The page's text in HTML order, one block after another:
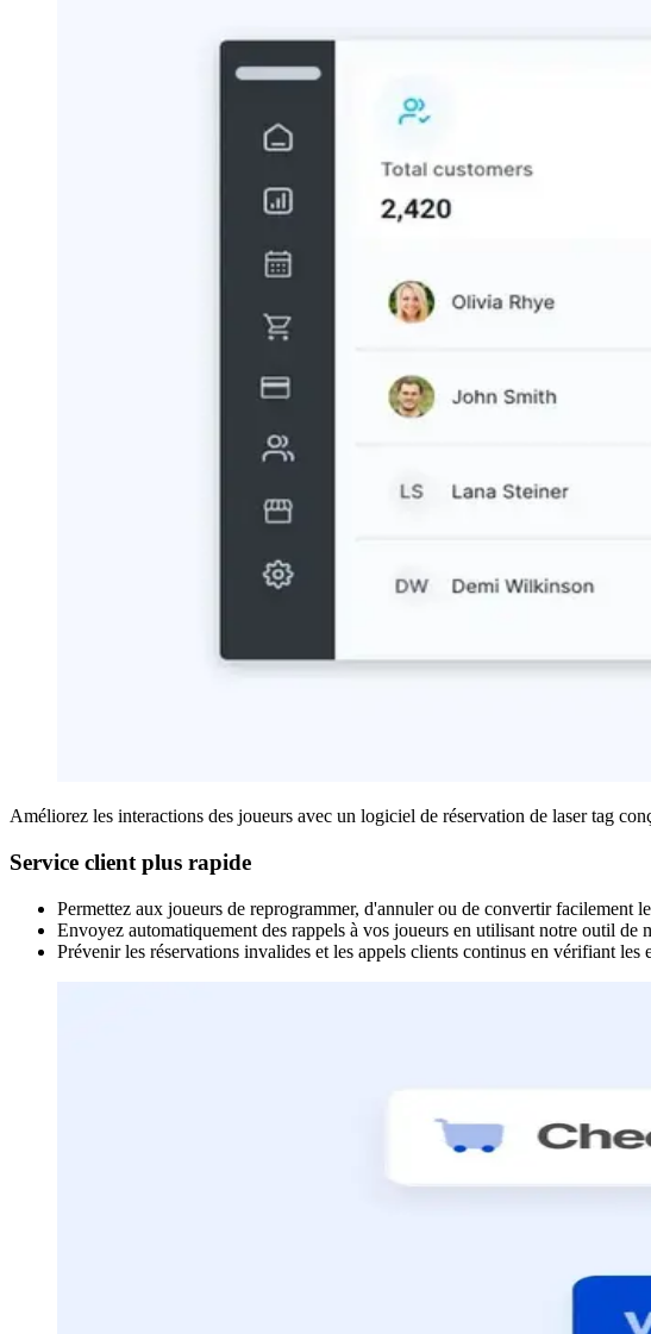
Améliorez les interactions des joueurs avec un logiciel de réservation de laser tag
Service client plus rapide
Permettez aux joueurs de reprogrammer, d'annuler ou de convertir facilement
Envoyez automatiquement des rappels à vos joueurs en utilisant notre outil de
Prévenir les réservations invalides et les appels clients continus en vérifiant